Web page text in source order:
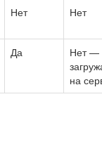
Нет Нет
Да
Нет —
на